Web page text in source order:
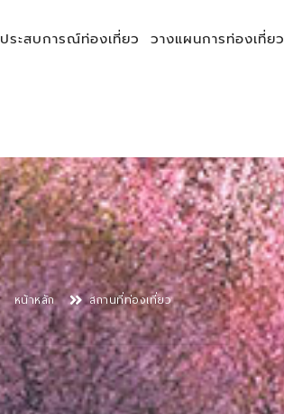
ประสบการณ์ท่องเที่ยว วางแผนการท่องเที่ยว
หน้าหลัก สถานที่ท่องเที่ยว